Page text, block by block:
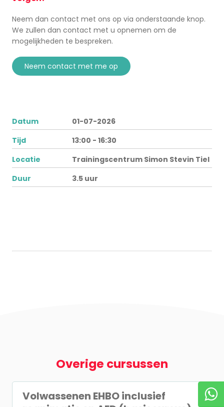
Neem dan contact met ons op via onderstaande knop.
We zullen dan contact met u opnemen om de
mogelijkheden te bespreken.
neem contact met me op
Datum
01-07-2026
Tijd
13:00 - 16:30
Locatie
Trainingscentrum Simon Stevin Tiel
Duur
3.5 uur
Overige cursussen
Volwassenen EHBO inclusief